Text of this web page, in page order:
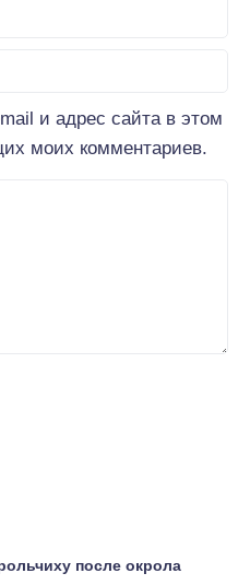
и адрес сайта в этом
моих комментариев.
после окрола